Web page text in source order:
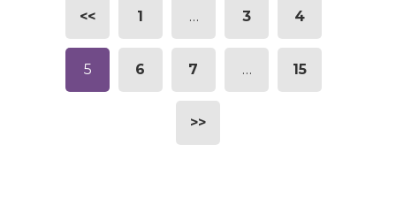
<< 1 … 3 4
5 6 7 … 15
>>